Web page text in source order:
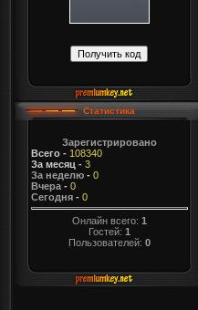
Статистика
Зарегистрировано
Всего- 108340
За месяц - 3
За неделю- 0
Вчера- 0
Сегодня- 0
Онлайн всего: 1
Гостей: 1
Пользователей: 0